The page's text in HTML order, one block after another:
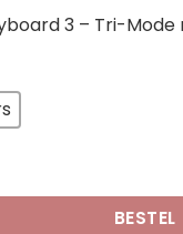
3 – Tri-
Mode (USB |
BESTEL